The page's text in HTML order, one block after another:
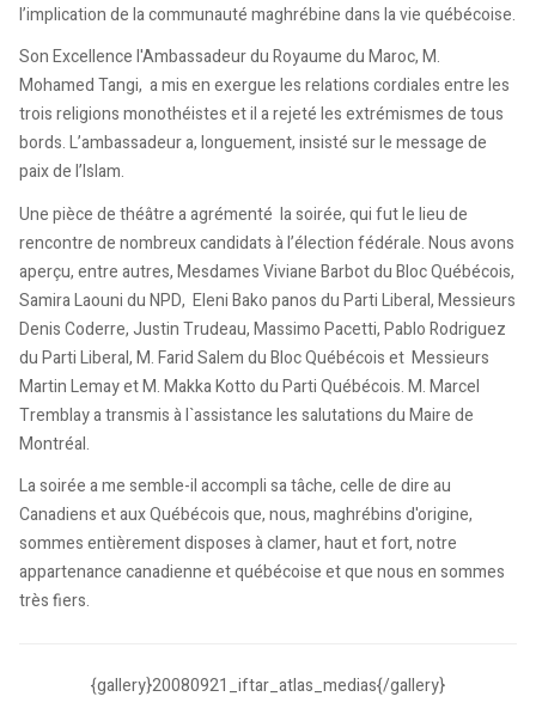
l’implication de la communauté maghrébine dans la vie québécoise.
Son Excellence l'Ambassadeur du Royaume du Maroc, M.
Mohamed Tangi, a mis en exergue les relations cordiales entre les
trois religions monothéistes et il a rejeté les extrémismes de tous
bords. L’ambassadeur a, longuement, insisté sur le message de
paix de l’Islam.
Une pièce de théâtre a agrémenté la soirée, qui fut le lieu de
rencontre de nombreux candidats à l’élection fédérale. Nous avons
aperçu, entre autres, Mesdames Viviane Barbot du Bloc Québécois,
Samira Laouni du NPD, Eleni Bako panos du Parti Liberal, Messieurs
Denis Coderre, Justin Trudeau, Massimo Pacetti, Pablo Rodriguez
du Parti Liberal, M. Farid Salem du Bloc Québécois et Messieurs
Martin Lemay et M. Makka Kotto du Parti Québécois. M. Marcel
Tremblay a transmis à l`assistance les salutations du Maire de
Montréal.
La soirée a me semble-il accompli sa tâche, celle de dire au
Canadiens et aux Québécois que, nous, maghrébins d'origine,
sommes entièrement disposes à clamer, haut et fort, notre
appartenance canadienne et québécoise et que nous en sommes
très fiers.
{gallery}20080921_iftar_atlas_medias{/gallery}